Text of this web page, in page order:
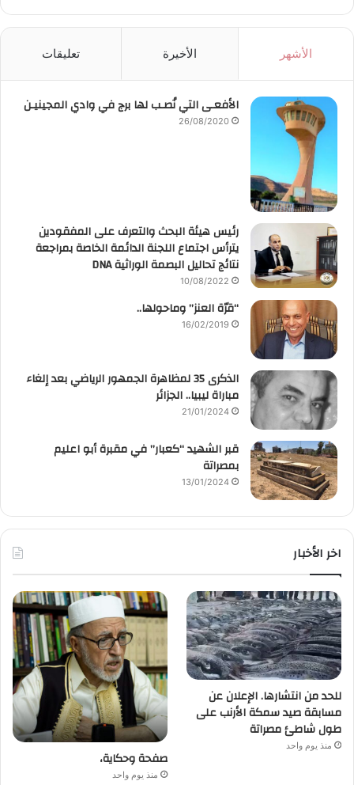
الأشهر الأخيرة تعليقات
الأفعـى التي نُصـب لها برج في وادي المجينيـن
26/08/2020
رئيس هيئة البحث والتعرف على المفقودين
يترأس اجتماع اللجنة الدائمة الخاصة بمراجعة
نتائج تحاليل البصمة الوراثية DNA
10/08/2022
“قرّة العنز” وماحولها..
16/02/2019
الذكرى 35 لمظاهرة الجمهور الرياضي بعد إلغاء
مباراة ليبيا.. الجزائر
21/01/2024
قبر الشهيد “كعبار” في مقبرة أبو اعليم
بمصراتة
13/01/2024
اخر الأخبار
للحد من انتشارها. الإعلان عن
مسابقة صيد سمكة الأرنب على
طول شاطئ مصراتة
منذ يوم واحد
صفحة وحكاية،
منذ يوم واحد